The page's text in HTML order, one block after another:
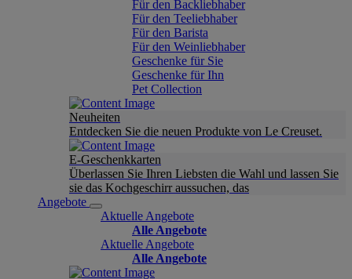
Für den Backliebhaber
Für den Teeliebhaber
Für den Barista
Für den Weinliebhaber
Geschenke für Sie
Geschenke für Ihn
Pet Collection
Neuheiten
Entdecken Sie die neuen Produkte von Le Creuset.
E-Geschenkkarten
Überlassen Sie Ihren Liebsten die Wahl und lassen Sie
sie das Kochgeschirr aussuchen, das
Angebote
Aktuelle Angebote
Alle Angebote
Aktuelle Angebote
Alle Angebote